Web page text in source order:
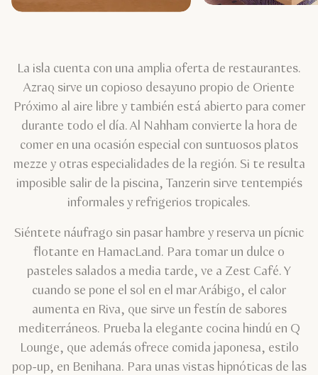
La isla cuenta con una amplia oferta de restaurantes.
Azraq sirve un copioso desayuno propio de Oriente
Próximo al aire libre y también está abierto para comer
durante todo el día. Al Nahham convierte la hora de
comer en una ocasión especial con suntuosos platos
mezze y otras especialidades de la región. Si te resulta
imposible salir de la piscina, Tanzerin sirve tentempiés
informales y refrigerios tropicales.
Siéntete náufrago sin pasar hambre y reserva un pícnic
flotante en HamacLand. Para tomar un dulce o
pasteles salados a media tarde, ve a Zest Café. Y
cuando se pone el sol en el mar Arábigo, el calor
aumenta en Riva, que sirve un festín de sabores
mediterráneos. Prueba la elegante cocina hindú en Q
Lounge, que además ofrece comida japonesa, estilo
pop-up, en Benihana. Para unas vistas hipnóticas de las